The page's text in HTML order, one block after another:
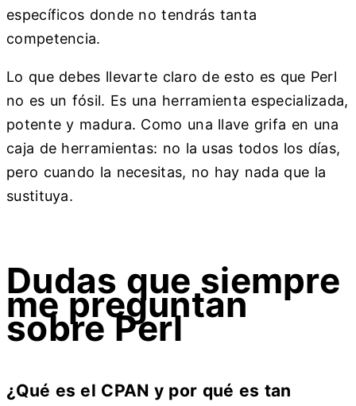
específicos donde no tendrás tanta
competencia.
Lo que debes llevarte claro de esto es que Perl
no es un fósil. Es una herramienta especializada,
potente y madura. Como una llave grifa en una
caja de herramientas: no la usas todos los días,
pero cuando la necesitas, no hay nada que la
sustituya.
Dudas que siempre
me preguntan
sobre Perl
¿Qué es el CPAN y por qué es tan